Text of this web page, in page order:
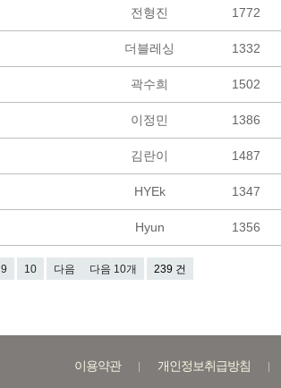
전형진 1772
더블레싱 1332
곽수희 1502
이정민 1386
김란이 1487
HYEk 1347
Hyun 1356
9 10 다음 다음 10개 239 건
이용약관 개인정보취급방침